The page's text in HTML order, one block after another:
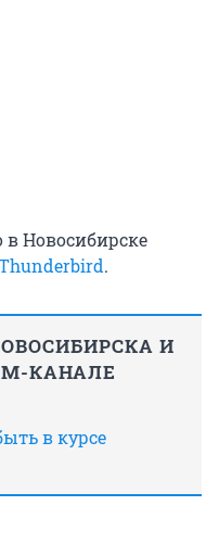
Новосибирске
.
И
КАНАЛЕ
в курсе